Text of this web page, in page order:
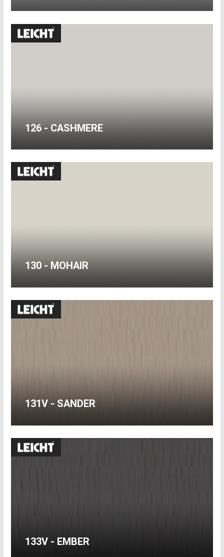
126 - CASHMERE
130 - MOHAIR
131V - SANDER
133V - EMBER